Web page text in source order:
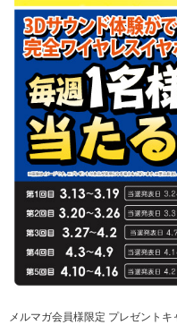
メルマガ会員様限定 プレゼント